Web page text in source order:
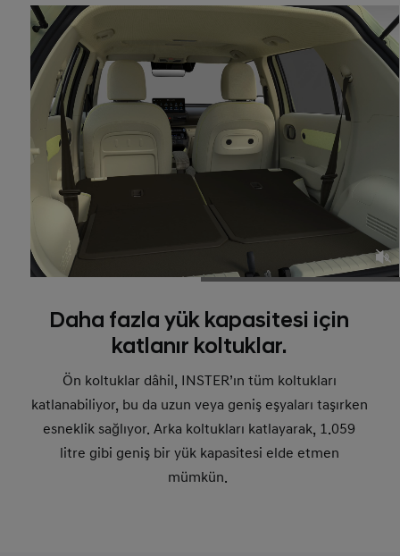
Daha fazla yük kapasitesi için
katlanır koltuklar.
Ön koltuklar dâhil, INSTER’ın tüm koltukları
katlanabiliyor, bu da uzun veya geniş eşyaları taşırken
esneklik sağlıyor. Arka koltukları katlayarak, 1.059
litre gibi geniş bir yük kapasitesi elde etmen
mümkün.